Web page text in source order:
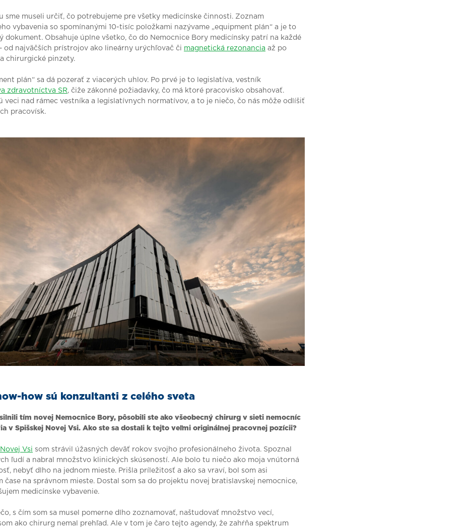
sme museli určiť, čo potrebujeme pre všetky medicínske činnosti. Zoznam
vybavenia so spomínanými 10-tisíc položkami nazývame „equipment plán“ a je to
dokument. Obsahuje úplne všetko, čo do Nemocnice Bory medicínsky patrí na každé
od najväčších prístrojov ako lineárny urýchľovač či magnetická rezonancia až po
chirurgické pinzety.
plán“ sa dá pozerať z viacerých uhlov. Po prvé je to legislatíva, vestník
zdravotníctva SR, čiže zákonné požiadavky, čo má ktoré pracovisko obsahovať.
veci nad rámec vestníka a legislatívnych normatívov, a to je niečo, čo nás môže odlíšiť
pracovísk.
how sú konzultanti z celého sveta
tím novej Nemocnice Bory, pôsobili ste ako všeobecný chirurg v sieti nemocníc
v Spišskej Novej Vsi. Ako ste sa dostali k tejto veľmi originálnej pracovnej pozícii?
Vsi som strávil úžasných deväť rokov svojho profesionálneho života. Spoznal
ľudí a nabral množstvo klinických skúseností. Ale bolo tu niečo ako moja vnútorná
nebyť dlho na jednom mieste. Prišla príležitosť a ako sa vraví, bol som asi
čase na správnom mieste. Dostal som sa do projektu novej bratislavskej nemocnice,
medicínske vybavenie.
s čím som sa musel pomerne dlho zoznamovať, naštudovať množstvo vecí,
ako chirurg nemal prehľad. Ale v tom je čaro tejto agendy, že zahŕňa spektrum